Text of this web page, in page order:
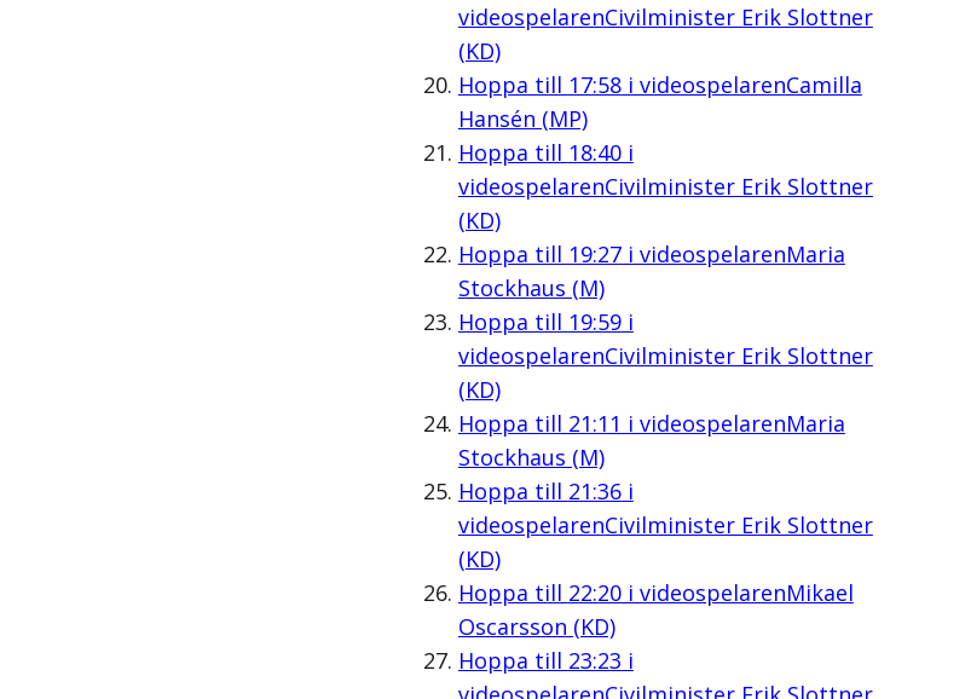
videospelarenCivilminister Erik Slottner
(KD)
Hoppa till 17:58i videospelarenCamilla
Hansén (MP)
Hoppa till 18:40i
videospelarenCivilminister Erik Slottner
(KD)
Hoppa till 19:27i videospelarenMaria
Stockhaus (M)
Hoppa till 19:59i
videospelarenCivilminister Erik Slottner
(KD)
Hoppa till 21:11 i videospelarenMaria
Stockhaus (M)
Hoppa till 21:36i
videospelarenCivilminister Erik Slottner
(KD)
Hoppa till 22:20i videospelarenMikael
Oscarsson (KD)
Hoppa till 23:23 i